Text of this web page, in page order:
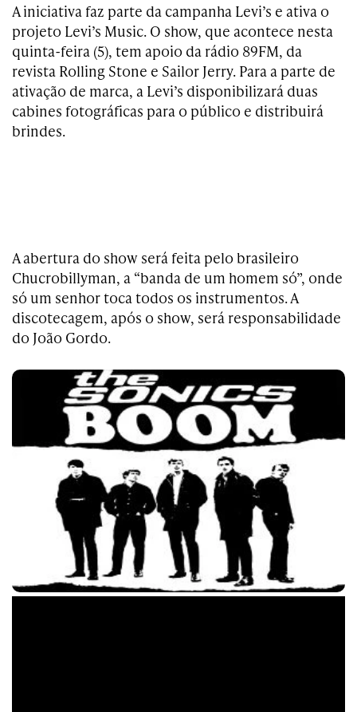
A iniciativa faz parte da campanha Levi’s e ativa o
projeto Levi’s Music. O show, que acontece nesta
quinta-feira (5), tem apoio da rádio 89FM, da
revista Rolling Stone e Sailor Jerry. Para a parte de
ativação de marca, a Levi’s disponibilizará duas
cabines fotográficas para o público e distribuirá
brindes.
A abertura do show será feita pelo brasileiro
Chucrobillyman, a “banda de um homem só”, onde
só um senhor toca todos os instrumentos. A
discotecagem, após o show, será responsabilidade
do João Gordo.